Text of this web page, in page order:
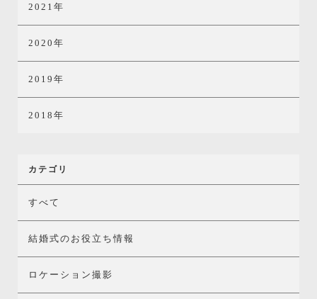
2021年
2020年
2019年
2018年
カテゴリ
すべて
結婚式のお役立ち情報
ロケーション撮影